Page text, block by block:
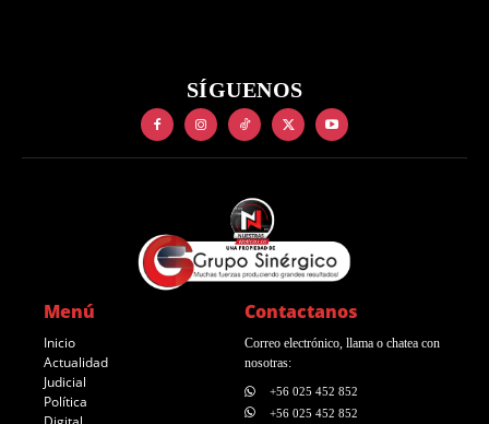
SÍGUENOS
Menú
Inicio
Actualidad
Judicial
Política
Contactanos
Correo electrónico, llama o chatea con
nosotras:
+56 025 452 852
+56 025 452 852